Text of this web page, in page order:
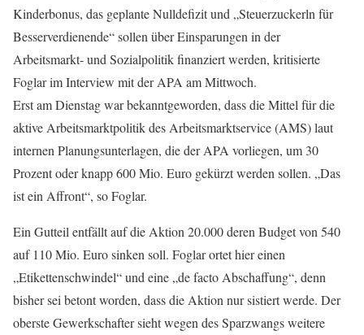
Kinderbonus, das geplante Nulldefizit und „Steuerzuckerln für
Besserverdienende“ sollen über Einsparungen in der
Arbeitsmarkt- und Sozialpolitik finanziert werden, kritisierte
Foglar im Interview mit der APA am Mittwoch.
Erst am Dienstag war bekanntgeworden, dass die Mittel für die
aktive Arbeitsmarktpolitik des Arbeitsmarktservice (AMS) laut
internen Planungsunterlagen, die der APA vorliegen, um 30
Prozent oder knapp 600 Mio. Euro gekürzt werden sollen. „Das
ist ein Affront“, so Foglar.
Ein Gutteil entfällt auf die Aktion 20.000 deren Budget von 540
auf 110 Mio. Euro sinken soll. Foglar ortet hier einen
„Etikettenschwindel“ und eine „de facto Abschaffung“, denn
bisher sei betont worden, dass die Aktion nur sistiert werde. Der
oberste Gewerkschafter sieht wegen des Sparzwangs weitere